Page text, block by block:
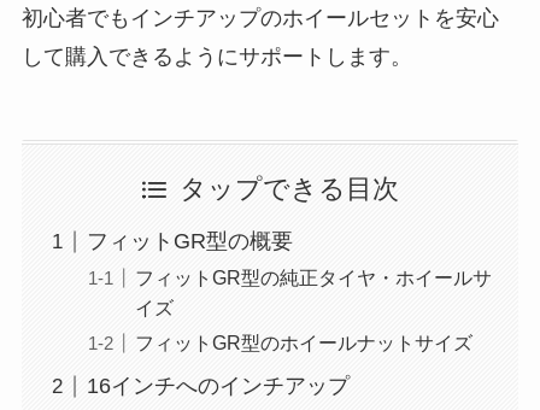
初心者でもインチアップのホイールセットを安心
して購入できるようにサポートします。
タップできる目次
フィットGR型の概要
フィットGR型の純正タイヤ・ホイールサ
イズ
フィットGR型のホイールナットサイズ
16インチへのインチアップ